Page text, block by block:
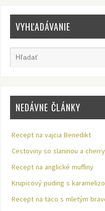
VYHĽADÁVANIE
NEDÁVNE ČLÁNKY
Recept na vajcia Benedikt
Cestoviny so slaninou a
Recept na anglické muffiny
Krupicový puding s
Recept na taco s mletým